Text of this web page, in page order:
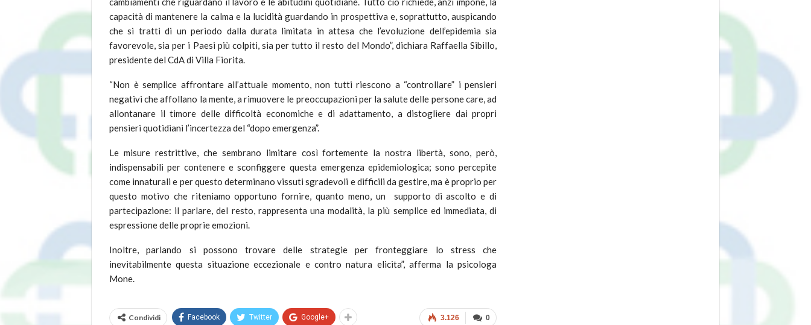
capacità di mantenere la calma e la lucidità guardando in prospettiva e, soprattutto, auspicando
che si tratti di un periodo dalla durata limitata in attesa che l’evoluzione dell’epidemia sia
favorevole, sia per i Paesi più colpiti, sia per tutto il resto del Mondo”, dichiara Raffaella Sibillo,
presidente del CdA di Villa Fiorita.
“Non è semplice affrontare all’attuale momento, non tutti riescono a “controllare” i pensieri
negativi che affollano la mente, a rimuovere le preoccupazioni per la salute delle persone care, ad
allontanare il timore delle difficoltà economiche e di adattamento, a distogliere dai propri
pensieri quotidiani l’incertezza del “dopo emergenza”.
Le misure restrittive, che sembrano limitare così fortemente la nostra libertà, sono, però,
indispensabili per contenere e sconfiggere questa emergenza epidemiologica; sono percepite
come innaturali e per questo determinano vissuti sgradevoli e difficili da gestire, ma è proprio per
questo motivo che riteniamo opportuno fornire, quanto meno, un supporto di ascolto e di
partecipazione: il parlare, del resto, rappresenta una modalità, la più semplice ed immediata, di
espressione delle proprie emozioni.
Inoltre, parlando si possono trovare delle strategie per fronteggiare lo stress che
inevitabilmente questa situazione eccezionale e contro natura elicita”, afferma la psicologa
Mone.
0
3.126
Condividi Facebook Twitter Google+